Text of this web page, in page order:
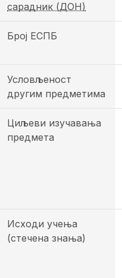
сарадник (ДОН)
Број ЕСПБ
Условљеност
другим предметима
Циљеви изучавања
предмета
Исходи учења
(стечена знања)